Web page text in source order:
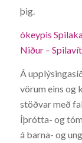
þig.
ókeypis
Niður –
Á
vörum eins og
stöðvar með
Íþrótta- og
á barna- og